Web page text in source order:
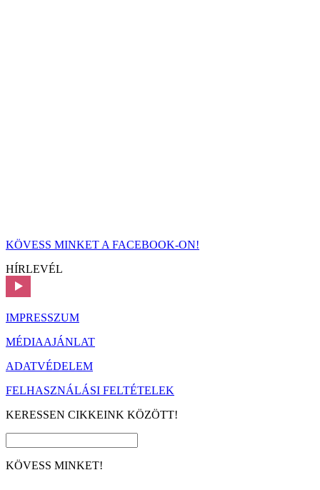
KÖVESS MINKET A FACEBOOK-ON!
HÍRLEVÉL
IMPRESSZUM
MÉDIAAJÁNLAT
ADATVÉDELEM
FELHASZNÁLÁSI FELTÉTELEK
KERESSEN CIKKEINK KÖZÖTT!
KÖVESS MINKET!